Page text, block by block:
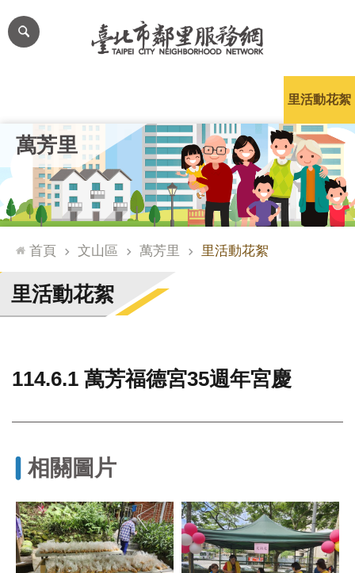
跳到主要內容區塊
網
站
台
通
臺
北
市
門
整
統
文
化
局
萬芳里
里活動花絮
首頁 文山區 萬芳里 里活動花絮
里活動花絮
114.6.1 萬芳福德宮35週年宮慶
相關圖片